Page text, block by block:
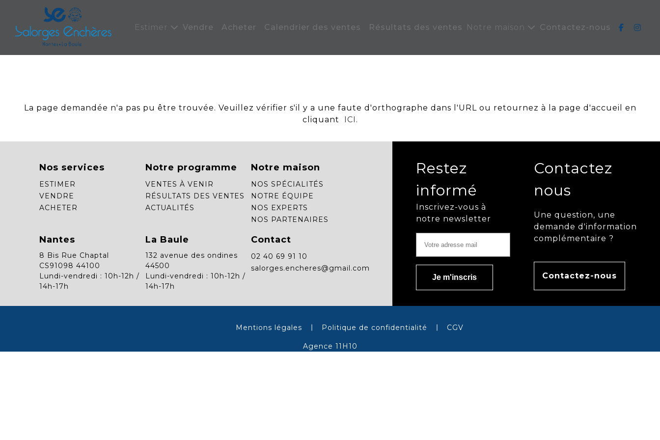
Estimer Vendre Acheter Calendrier des ventes Résultats des ventes Notre maison Contactez-nous
La page demandée n'a pas pu être trouvée. Veuillez vérifier s'il y a une faute d'orthographe dans l'URL ou retournez à la page d'accueil en
cliquant
ICI .
Nos services
ESTIMER
VENDRE
ACHETER
Notre programme
VENTES À VENIR
RÉSULTATS DES VENTES
ACTUALITÉS
Notre maison
NOS SPÉCIALITÉS
NOTRE ÉQUIPE
NOS EXPERTS
NOS PARTENAIRES
Nantes
8 Bis Rue Chaptal
CS91098 44100
Lundi-vendredi : 10h-12h /
14h-17h
La Baule
132 avenue des ondines
44500
Lundi-vendredi : 10h-12h /
14h-17h
Contact
02 40 69 91 10
salorges.encheres@gmail.com
Restez
informé
Inscrivez-vous à
notre newsletter
Contactez
nous
Une question, une
demande d'information
complémentaire ?
Contactez-nous
Mentions légales Politique de confidentialité CGV
Agence 11H10
Panneau de gestion des cookies